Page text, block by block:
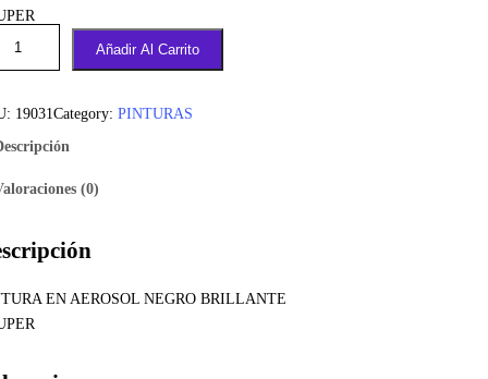
Añadir Al Carrito
19031Category: PINTURAS
(0)
EN AEROSOL NEGRO BRILLANTE